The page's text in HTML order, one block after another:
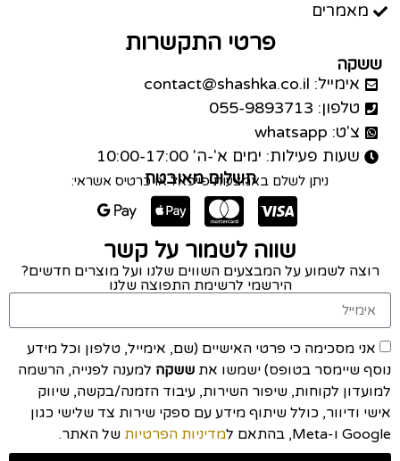
מאמרים
פרטי התקשרות
ששקה
אימייל: contact@shashka.co.il
טלפון: 055-9893713
צ'ט: whatsapp
שעות פעילות: ימים א'-ה' 10:00-17:00
תשלום מאובטח
ניתן לשלם באמצעות פייפאל או כרטיס אשראי:
שווה לשמור על קשר
רוצה לשמוע על המבצעים השווים שלנו ועל מוצרים חדשים?
הירשמי לרשימת התפוצה שלנו
אני מסכימה כי פרטי האישיים (שם, אימייל, טלפון וכל מידע
נוסף שיימסר בטופס) ישמשו את ששקה למענה לפנייה, הרשמה
למועדון לקוחות, שיפור השירות, עיבוד הזמנה/בקשה, שיווק
אישי ודיוור, כולל שיתוף מידע עם ספקי שירות צד שלישי כגון
Google ו-Meta, בהתאם ל
מדיניות הפרטיות של האתר.